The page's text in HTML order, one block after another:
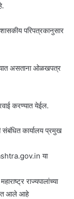
परिपत्रकानुसार
असताना ओळखपत्र
करण्यात येईल.
संबंधित कार्यालय प्रमुख
या
राज्यपालांच्या
आले आहे